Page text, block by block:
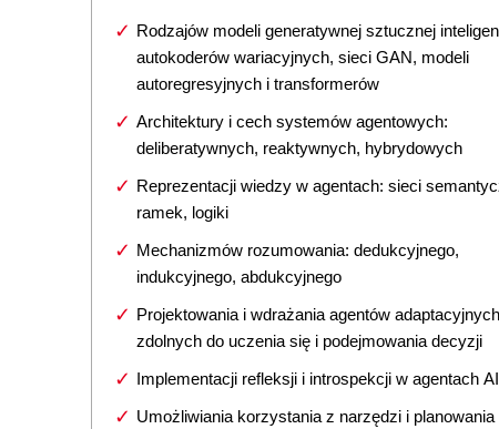
Rodzajów modeli generatywnej sztucznej
autokoderów wariacyjnych, sieci GAN, modeli
autoregresyjnych i transformerów
Architektury i cech systemów agentowych:
deliberatywnych, reaktywnych, hybrydowych
Reprezentacji wiedzy w agentach: sieci
ramek, logiki
Mechanizmów rozumowania: dedukcyjnego,
indukcyjnego, abdukcyjnego
Projektowania i wdrażania agentów adaptacyjnych
zdolnych do uczenia się i podejmowania decyzji
Implementacji refleksji i introspekcji w agentach AI
Umożliwiania korzystania z narzędzi i planowania